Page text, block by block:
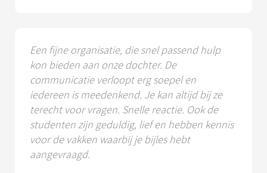
Een fijne organisatie, die snel passend hulp
kon bieden aan onze dochter. De
communicatie verloopt erg soepel en
iedereen is meedenkend. Je kan altijd bij ze
terecht voor vragen. Snelle reactie. Ook de
studenten zijn geduldig, lief en hebben kennis
voor de vakken waarbij je bijles hebt
aangevraagd.